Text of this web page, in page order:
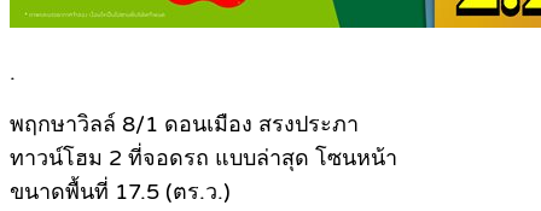
.
พฤกษาวิลล์ 8/1 ดอนเมือง สรงประภา
ทาวน์โฮม 2 ที่จอดรถ แบบล่าสุด โซนหน้า
ขนาดพื้นที่ 17.5 (ตร.ว.)